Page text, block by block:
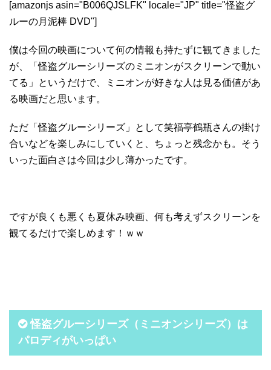
[amazonjs asin="B006QJSLFK" locale="JP" title="怪盗グ
ルーの月泥棒 DVD"]
僕は今回の映画について何の情報も持たずに観てきました
が、「怪盗グルーシリーズのミニオンがスクリーンで動い
てる」というだけで、ミニオンが好きな人は見る価値があ
る映画だと思います。
ただ「怪盗グルーシリーズ」として笑福亭鶴瓶さんの掛け
合いなどを楽しみにしていくと、ちょっと残念かも。そう
いった面白さは今回は少し薄かったです。
ですが良くも悪くも夏休み映画、何も考えずスクリーンを
観てるだけで楽しめます！ｗｗ
怪盗グルーシリーズ（ミニオンシリーズ）は
パロディがいっぱい